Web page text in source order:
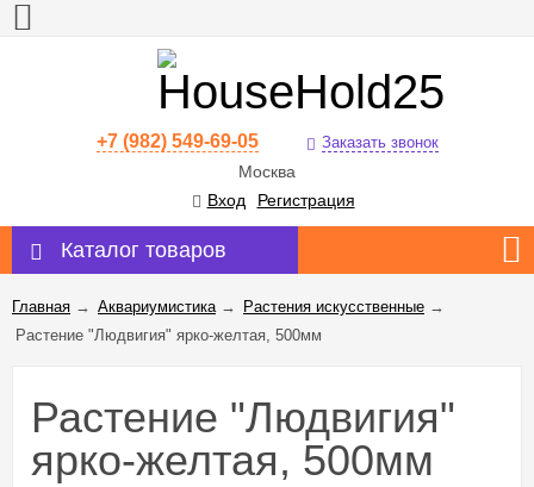
+7 (982) 549-69-05 Заказать звонок
Москва
Вход
Регистрация
Каталог товаров
Главная → Аквариумистика→ Растения искусственные →
Растение "Людвигия" ярко-желтая, 500мм
Растение "Людвигия"
ярко-желтая, 500мм